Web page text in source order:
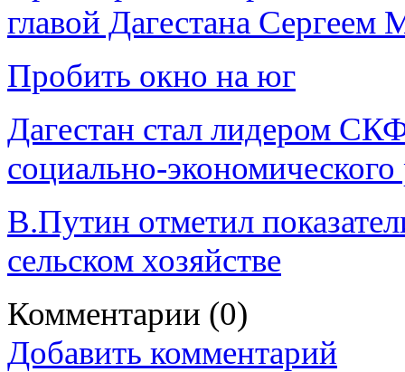
главой Дагестана Сергеем
Пробить окно на юг
Дагестан стал лидером
социально-экономического
В.Путин отметил
сельском хозяйстве
Комментарии (0)
Добавить комментарий